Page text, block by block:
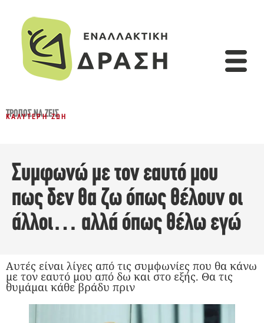
ΤΡΌΠΟΣ ΝΑ ΖΕΙΣ
ΚΑΛΎΤΕΡΗ ΖΩΉ
Συμφωνώ με τον εαυτό μου
πως δεν θα ζω όπως θέλουν οι
άλλοι… αλλά όπως θέλω εγώ
Αυτές είναι λίγες από τις συμφωνίες που θα κάνω
με τον εαυτό μου από δω και στο εξής. Θα τις
θυμάμαι κάθε βράδυ πριν